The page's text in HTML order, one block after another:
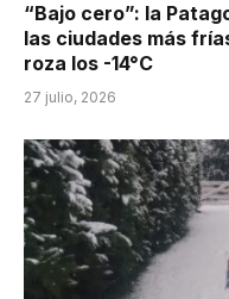
“Bajo cero”: la
las ciudades más
roza los -14°C
27 julio, 2026